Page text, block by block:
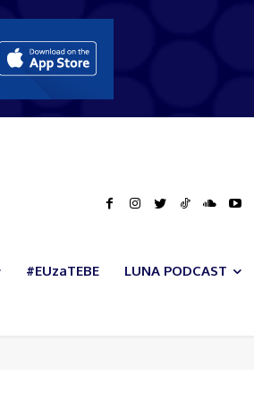
#EUzaTEBE LUNA PODCAST